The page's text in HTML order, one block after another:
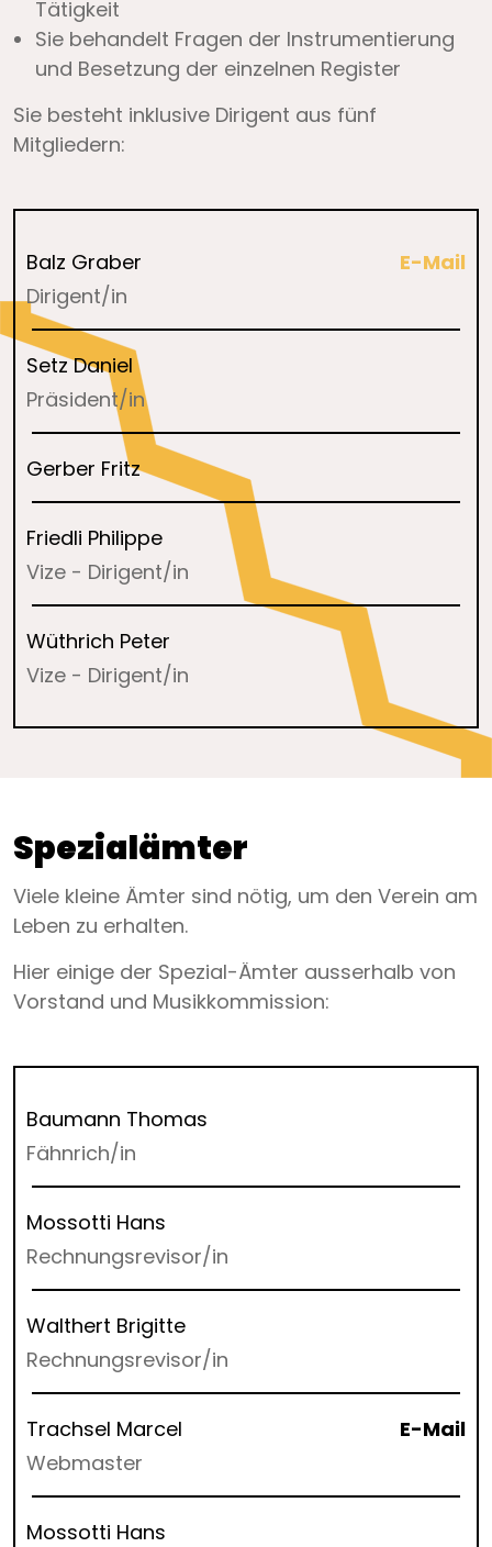
Tätigkeit
Sie behandelt Fragen der Instrumentierung
und Besetzung der einzelnen Register
Sie besteht inklusive Dirigent aus fünf
Mitgliedern:
Balz Graber
E-Mail
Dirigent/in
Setz Daniel
Präsident/in
Gerber Fritz
Friedli Philippe
Vize - Dirigent/in
Wüthrich Peter
Vize - Dirigent/in
Spezialämter
Viele kleine Ämter sind nötig, um den Verein am
Leben zu erhalten.
Hier einige der Spezial-Ämter ausserhalb von
Vorstand und Musikkommission:
Baumann Thomas
Fähnrich/in
Mossotti Hans
Rechnungsrevisor/in
Walthert Brigitte
Rechnungsrevisor/in
Trachsel Marcel
E-Mail
Webmaster
Mossotti Hans